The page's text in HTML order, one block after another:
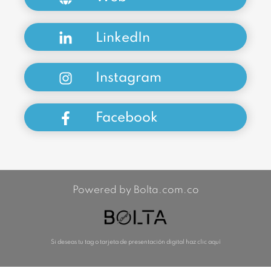
LinkedIn
Instagram
Facebook
Powered by Bolta.com.co
Si deseas tu tag o tarjeta de presentación digital haz clic aquí